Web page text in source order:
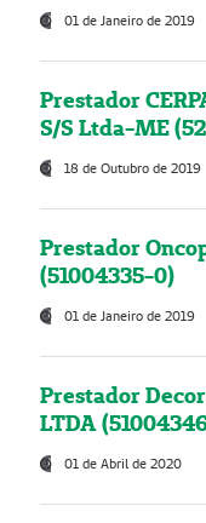
01 de Janeiro de 2019
Prestador
S/S Ltda-ME
18 de Outubro de 2019
Prestador
(51004335-0)
01 de Janeiro de 2019
Prestador
LTDA
01 de Abril de 2020